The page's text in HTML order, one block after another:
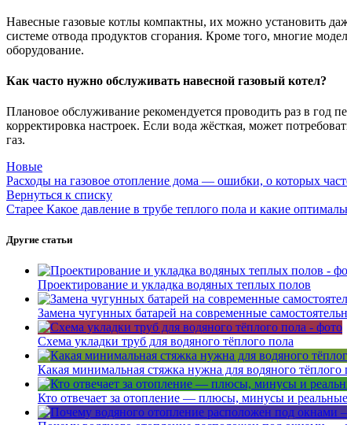
Навесные газовые котлы компактны, их можно установить
системе отвода продуктов сгорания. Кроме того, многие
оборудование.
Как часто нужно обслуживать навесной газовый котел?
Плановое обслуживание рекомендуется проводить раз в год
корректировка настроек. Если вода жёсткая, может
газ.
Новые
Расходы на газовое отопление дома — ошибки, о которых
Вернуться к списку
Старее Какое давление в трубе теплого пола и какие
Другие статьи
Проектирование и укладка водяных теплых полов
Замена чугунных батарей на современные
Схема укладки труб для водяного тёплого пола
Какая минимальная стяжка нужна для водяного тёплого
Кто отвечает за отопление — плюсы, минусы и